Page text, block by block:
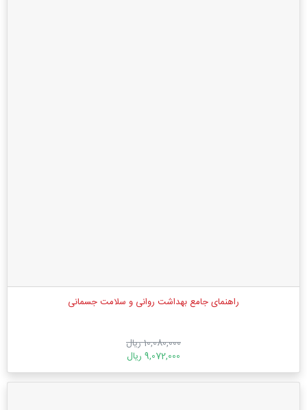
راهنمای جامع بهداشت روانی و سلامت جسمانی
10,080,000 ریال
9,072,000 ریال